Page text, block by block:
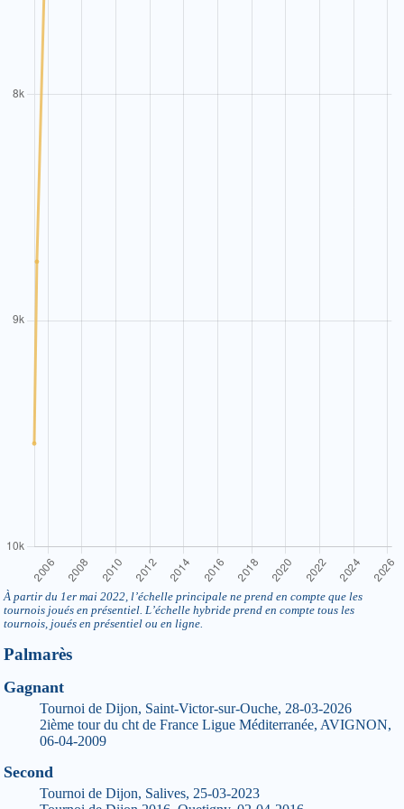
À partir du 1er mai 2022, l’échelle principale ne prend en compte que les
tournois joués en présentiel. L’échelle hybride prend en compte tous les
tournois, joués en présentiel ou en ligne.
Palmarès
Gagnant
Tournoi de Dijon, Saint-Victor-sur-Ouche, 28-03-2026
2ième tour du cht de France Ligue Méditerranée, AVIGNON,
06-04-2009
Second
Tournoi de Dijon, Salives, 25-03-2023